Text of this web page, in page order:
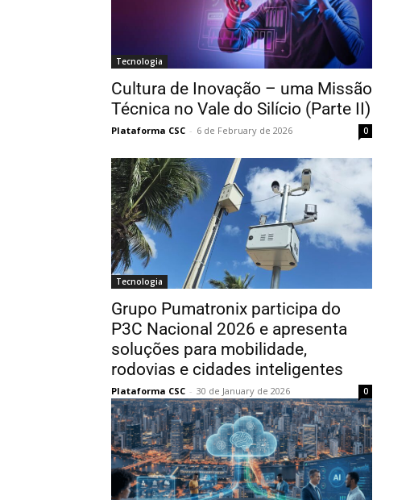
Tecnologia
Cultura de Inovação – uma Missão
Técnica no Vale do Silício (Parte II)
Plataforma CSC - 6 de February de 2026 0
Tecnologia
Grupo Pumatronix participa do
P3C Nacional 2026 e apresenta
soluções para mobilidade,
rodovias e cidades inteligentes
Plataforma CSC - 30 de January de 2026 0